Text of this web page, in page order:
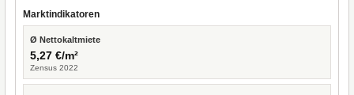
Marktindikatoren
Ø Nettokaltmiete
5,27 €/m²
Zensus 2022